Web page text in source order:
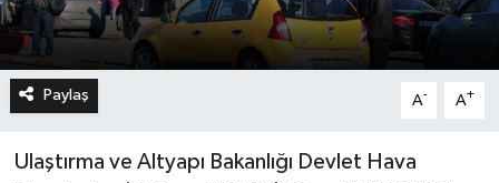
Paylaş A- A+
Ulaştırma ve Altyapı Bakanlığı Devlet Hava